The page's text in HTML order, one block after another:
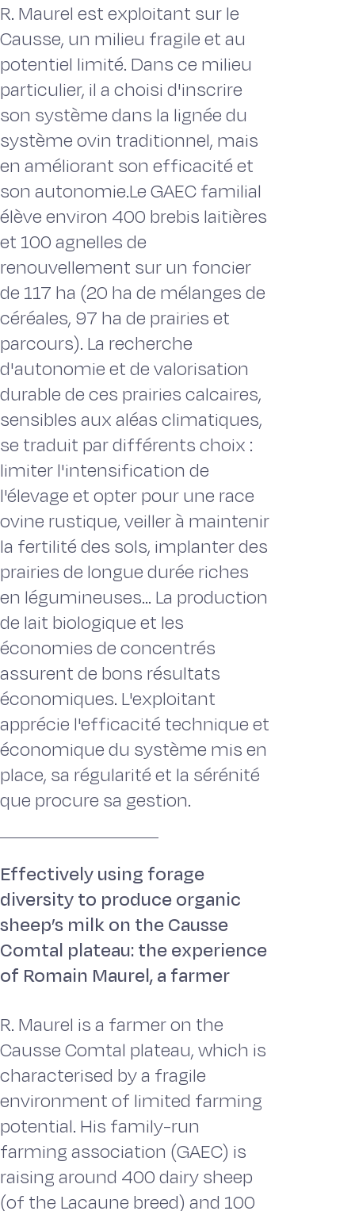
R. Maurel est exploitant sur le
Causse, un milieu fragile et au
potentiel limité. Dans ce milieu
particulier, il a choisi d'inscrire
son système dans la lignée du
système ovin traditionnel, mais
en améliorant son efficacité et
son autonomie.Le GAEC familial
élève environ 400 brebis laitières
et 100 agnelles de
renouvellement sur un foncier
de 117 ha (20 ha de mélanges de
céréales, 97 ha de prairies et
parcours). La recherche
d'autonomie et de valorisation
durable de ces prairies calcaires,
sensibles aux aléas climatiques,
se traduit par différents choix :
limiter l'intensification de
l'élevage et opter pour une race
ovine rustique, veiller à maintenir
la fertilité des sols, implanter des
prairies de longue durée riches
en légumineuses... La production
de lait biologique et les
économies de concentrés
assurent de bons résultats
économiques. L'exploitant
apprécie l'efficacité technique et
économique du système mis en
place, sa régularité et la sérénité
que procure sa gestion.
Effectively using forage
diversity to produce organic
sheep’s milk on the Causse
Comtal plateau: the experience
of Romain Maurel, a farmer
R. Maurel is a farmer on the
Causse Comtal plateau, which is
characterised by a fragile
environment of limited farming
potential. His family-run
farming association (GAEC) is
raising around 400 dairy sheep
(of the Lacaune breed) and 100